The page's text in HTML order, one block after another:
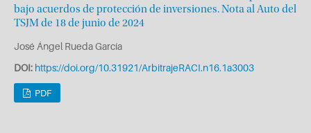
bajo acuerdos de protección de inversiones. Nota al Auto del
TSJM de 18 de junio de 2024
José Ángel Rueda García
DOI: https://doi.org/10.31921/ArbitrajeRACI.n16.1a3003
PDF